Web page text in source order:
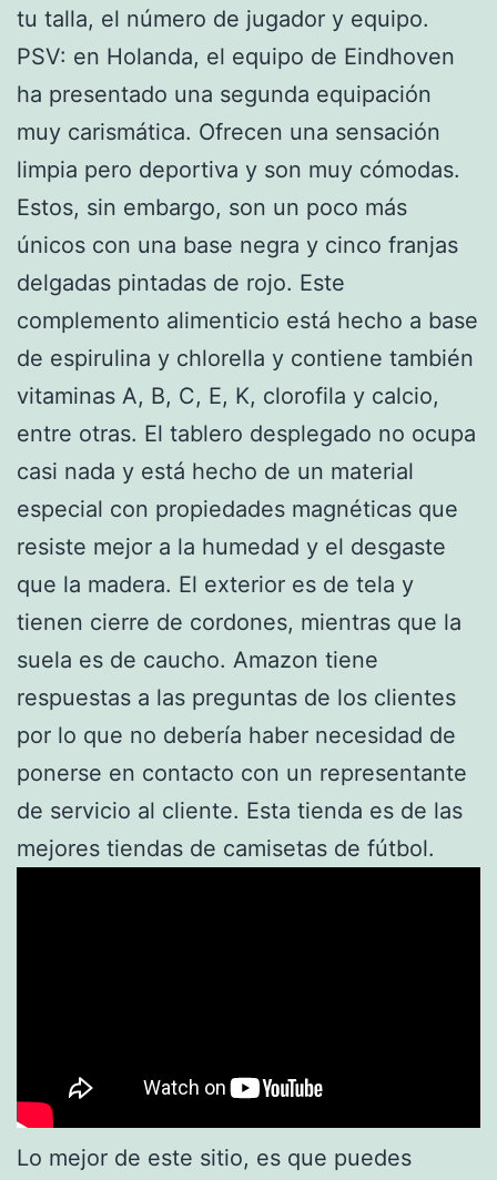
tu talla, el número de jugador y equipo.
PSV: en Holanda, el equipo de Eindhoven
ha presentado una segunda equipación
muy carismática. Ofrecen una sensación
limpia pero deportiva y son muy cómodas.
Estos, sin embargo, son un poco más
únicos con una base negra y cinco franjas
delgadas pintadas de rojo. Este
complemento alimenticio está hecho a base
de espirulina y chlorella y contiene también
vitaminas A, B, C, E, K, clorofila y calcio,
entre otras. El tablero desplegado no ocupa
casi nada y está hecho de un material
especial con propiedades magnéticas que
resiste mejor a la humedad y el desgaste
que la madera. El exterior es de tela y
tienen cierre de cordones, mientras que la
suela es de caucho. Amazon tiene
respuestas a las preguntas de los clientes
por lo que no debería haber necesidad de
ponerse en contacto con un representante
de servicio al cliente. Esta tienda es de las
mejores tiendas de camisetas de fútbol.
Lo mejor de este sitio, es que puedes